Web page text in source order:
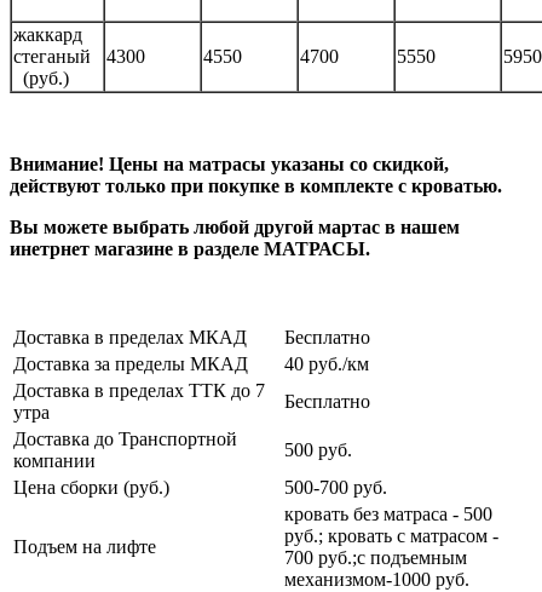
жаккард
стеганый
(руб.)
4300 4550 4700 5550 5950
Внимание! Цены на матрасы указаны со скидкой,
действуют только при покупке в комплекте с кроватью.
Вы можете выбрать любой другой мартас в нашем
инетрнет магазине в разделе МАТРАСЫ.
Доставка в пределах МКАД
Бесплатно
Доставка за пределы МКАД
40 руб./км
Доставка в пределах ТТК до 7
утра
Бесплатно
Доставка до Транспортной
компании
500 руб.
Цена сборки (руб.)
500-700 руб.
Подъем на лифте
кровать без матраса - 500
руб.; кровать с матрасом -
700 руб.;с подъемным
механизмом-1000 руб.